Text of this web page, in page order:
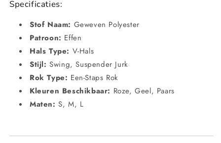
Specificaties:
Stof Naam: Geweven Polyester
Patroon: Effen
Hals Type: V-Hals
Stijl: Swing, Suspender Jurk
Rok Type: Een-Staps Rok
Kleuren Beschikbaar: Roze, Geel, Paars
Maten: S, M, L